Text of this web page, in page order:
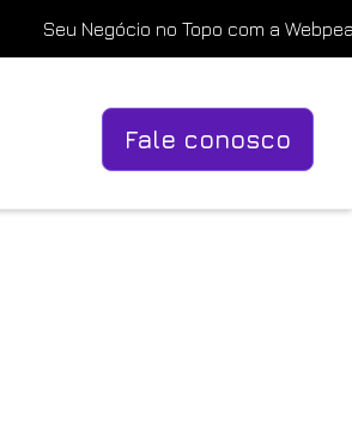
Seu Negócio no Topo com a
Fale conosco